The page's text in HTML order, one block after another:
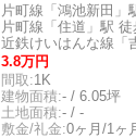
片町線「鴻池新田」
片町線「住道」駅 徒
近鉄けいはんな線「
3.8万円
間取:1K
建物面積:- / 6.05坪
土地面積:- / -
敷金/礼金:0ヶ月/1ヶ